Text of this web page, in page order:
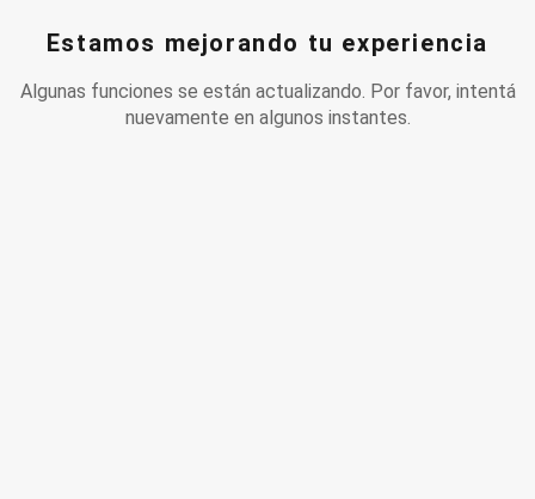
Estamos mejorando tu experiencia
Algunas funciones se están actualizando. Por favor, intentá
nuevamente en algunos instantes.